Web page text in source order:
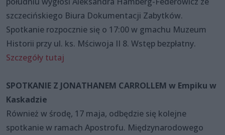
szczecińskiego Biura Dokumentacji Zabytków.
Spotkanie rozpocznie się o 17:00 w gmachu Muzeum
Historii przy ul. ks. Mściwoja II 8. Wstęp bezpłatny.
Szczegóły tutaj
SPOTKANIE Z JONATHANEM CARROLLEM w Empiku w
Kaskadzie
Również w środę, 17 maja, odbędzie się kolejne
spotkanie w ramach Apostrofu. Międzynarodowego